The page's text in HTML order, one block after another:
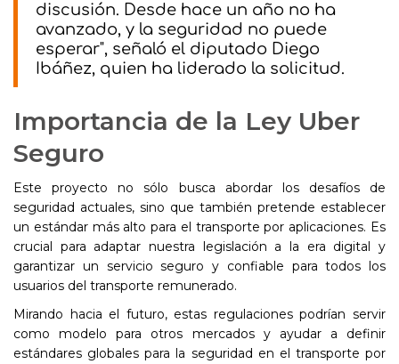
discusión. Desde hace un año no ha
avanzado, y la seguridad no puede
esperar", señaló el diputado Diego
Ibáñez, quien ha liderado la solicitud.
Importancia de la Ley Uber
Seguro
Este proyecto no sólo busca abordar los desafíos de
seguridad actuales, sino que también pretende establecer
un estándar más alto para el transporte por aplicaciones. Es
crucial para adaptar nuestra legislación a la era digital y
garantizar un servicio seguro y confiable para todos los
usuarios del transporte remunerado.
Mirando hacia el futuro, estas regulaciones podrían servir
como modelo para otros mercados y ayudar a definir
estándares globales para la seguridad en el transporte por